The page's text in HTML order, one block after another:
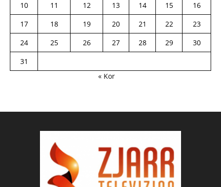
10
11 12 13 14 15
16
17
18 19 20 21 22
23
24
25 26 27 28 29
30
31
« Kor